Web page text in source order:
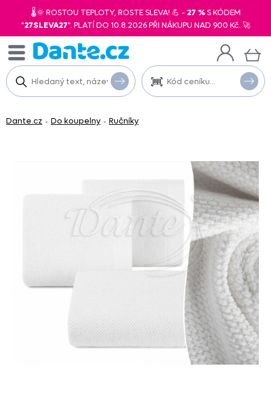
🌡️🌞 ROSTOU TEPLOTY, ROSTE SLEVA! 💪 - 27 %S KÓDEM
"27SLEVA27". PLATÍ DO 10.8.2026 PŘI NÁKUPU NAD 900 Kč. 🚀
Dante.cz - Do koupelny - Ručníky